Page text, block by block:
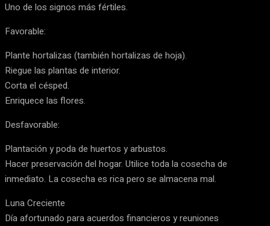
Uno de los signos más fértiles.
Favorable:
Plante hortalizas (también hortalizas de hoja).
Riegue las plantas de interior.
Corta el césped.
Enriquece las flores.
Desfavorable:
Plantación y poda de huertos y arbustos.
Hacer preservación del hogar. Utilice toda la cosecha de
inmediato. La cosecha es rica pero se almacena mal.
Luna Creciente
Día afortunado para acuerdos financieros y reuniones